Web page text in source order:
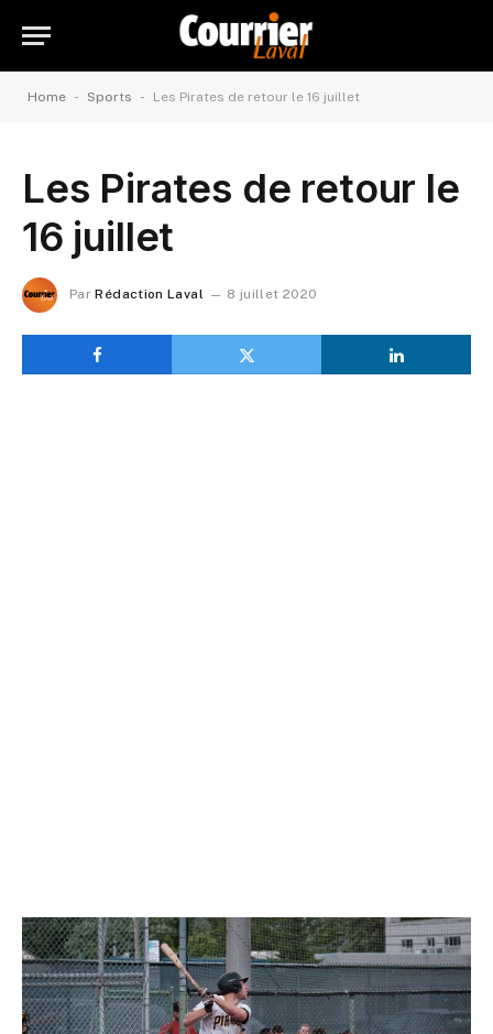
Home - Sports - Les Pirates de retour le 16 juillet
Les Pirates de retour le
16 juillet
Par Rédaction Laval 8 juillet 2020